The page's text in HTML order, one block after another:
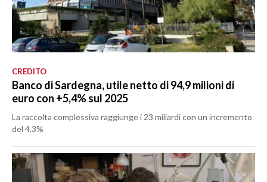
CREDITO
Banco di Sardegna, utile netto di 94,9 milioni di
euro con +5,4% sul 2025
La raccolta complessiva raggiunge i 23 miliardi con un incremento
del 4,3%